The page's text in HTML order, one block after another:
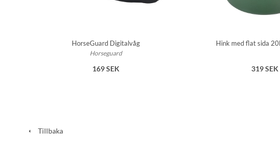
HorseGuard Digitalvåg
Horseguard
169 SEK
Hink med flat sida
319 SEK
Tillbaka